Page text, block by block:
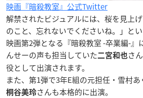
映画『暗殺教室』公式Twitter
解禁されたビジュアルには、桜を見上
のこと、忘れないでくださいね。」とい
映画第2弾となる『暗殺教室 -卒業編-』
んせーの声も担当していた 二宮和也 さ
役として出演されます。
また、第1弾で3年E組の元担任・雪村
桐谷美玲さんも本格的に出演。